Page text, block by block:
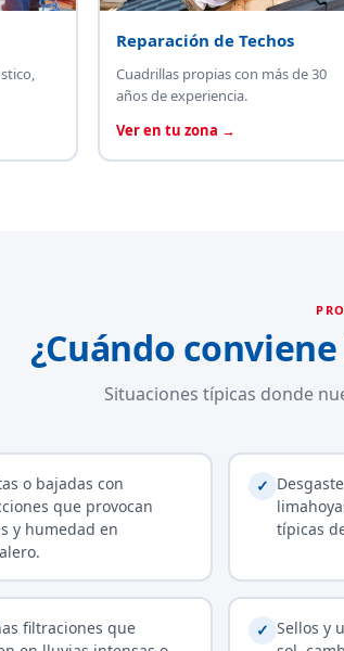
Reparación de Techos
Cuadrillas propias con más de 30
años de experiencia.
Ver en tu zona →
¿Cuándo
Situaciones típicas donde
o bajadas con
que provocan
y humedad en
✓
típicas
filtraciones que
✓ Sellos y